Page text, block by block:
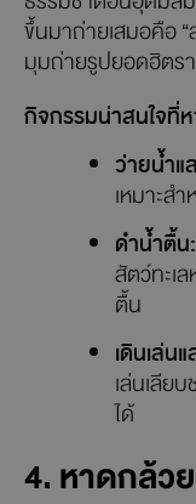
3. หาดในท
“หาดในทอน” (Nai
เกาะภูเก็ต ภายใน
ขาวละเอียดทอดย
ธรรมชาติอันอุดม
ขึ้นมาถ่ายเสมอคือ
มุมถ่ายรูปยอดฮิตร
กิจกรรมน่าสนใจที่
ว่ายน้ำแ
เหมาะส
ดำน้ำตื้น: